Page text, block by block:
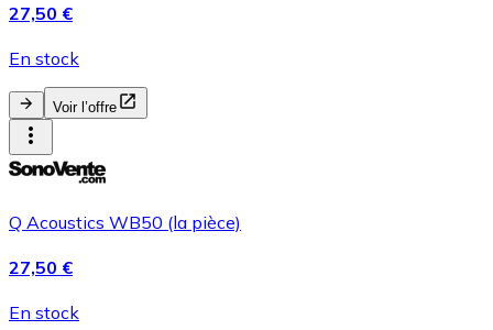
27,50 €
En stock
Voir l’offre
Q Acoustics WB50 (la pièce)
27,50 €
En stock